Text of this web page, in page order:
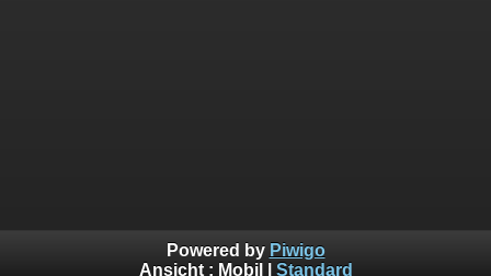
Powered by Piwigo
Ansicht : Mobil Standard